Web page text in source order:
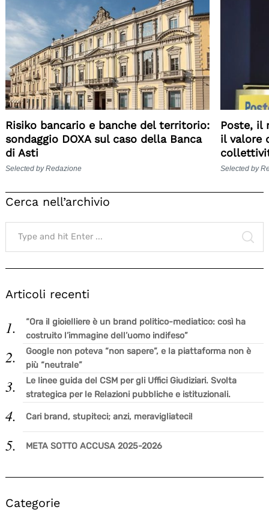
Risiko bancario e banche del territorio:
sondaggio DOXA sul caso della Banca
di Asti
Selected by Redazione
Poste, il
il valore
Selected by
Cerca nell’archivio
Search
for:
Articoli recenti
“Ora il gioielliere è un brand politico-mediatico: così ha
costruito l’immagine dell’uomo indifeso”
Google non poteva “non sapere”, e la piattaforma non è
più “neutrale”
Le linee guida del CSM per gli Uffici Giudiziari. Svolta
strategica per le Relazioni pubbliche e istituzionali.
Cari brand, stupiteci; anzi, meravigliateci!
META SOTTO ACCUSA 2025-2026
Categorie